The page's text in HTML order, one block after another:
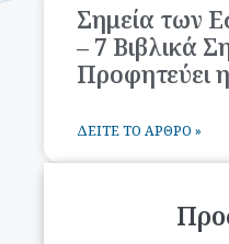
Σημεία των
– 7 Βιβλικά
Προφητεύει
ΔΕΊΤΕ ΤΟ ΆΡΘΡΟ »